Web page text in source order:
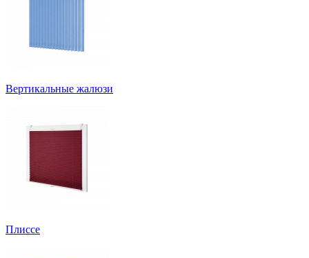
Вертикальные жалюзи
Плиссе